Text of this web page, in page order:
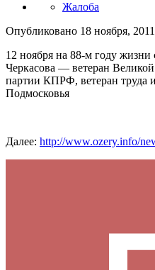
Жалоба
Опубликовано 18 ноября, 2011
12 ноября на 88-м году жизни
Черкасова — ветеран
партии КПРФ, ветеран труда
Подмосковья
Далее: http://www.ozery.info/